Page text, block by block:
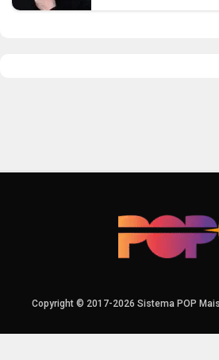
Copyright © 2017-2026 Sistema POP